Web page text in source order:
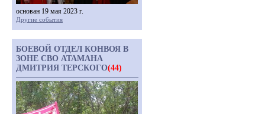
основан 19 мая 2023 г.
Другие события
БОЕВОЙ ОТДЕЛ КОНВОЯ В
ЗОНЕ СВО АТАМАНА
ДМИТРИЯ ТЕРСКОГО(44)